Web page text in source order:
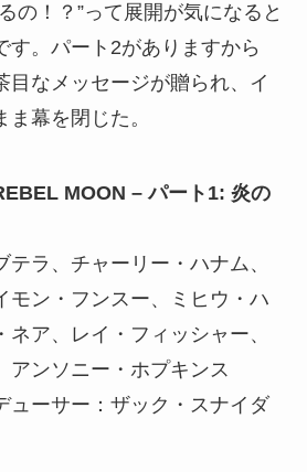
の！？”って展開が気になると
す。パート2がありますから
目なメッセージが贈られ、イ
幕を閉じた。
MOON – パート1: 炎の
ラ、チャーリー・ハナム、
モン・フンスー、ミヒウ・ハ
ネア、レイ・フィッシャー、
アンソニー・ホプキンス
ューサー：ザック・スナイダ